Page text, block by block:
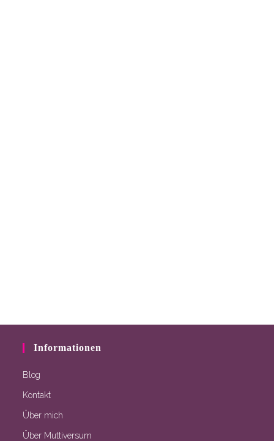
Informationen
Blog
Kontakt
Über mich
Über Muttiversum